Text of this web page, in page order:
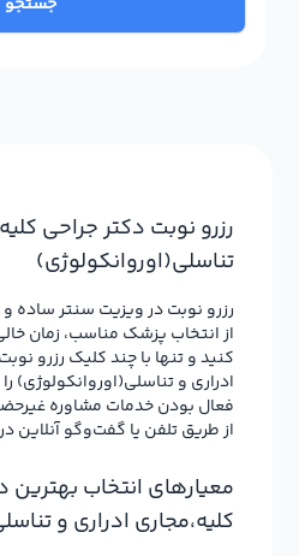
رزرو نوبت دکتر جراحي
تناسلي(اوروانکولوژي)
رزرو نوبت در ویزیت سنتر
از انتخاب پزشک مناسب، زمان
کنید و تنها با چند کلیک رزرو
ادراري و تناسلي(اوروانکولوژي)
فعال بودن خدمات مشاوره
از طریق تلفن یا گفت‌وگو آنلاین
معیارهای انتخاب بهترین
کليه،مجاري ادراري و